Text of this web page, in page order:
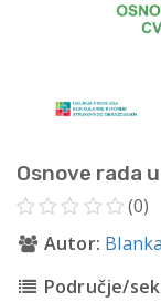
Osnove rada
(0)
Autor:
Područje/